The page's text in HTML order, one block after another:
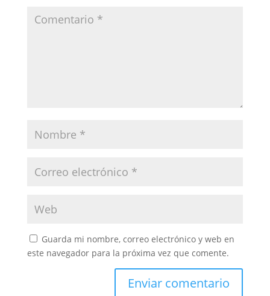
Guarda mi nombre, correo electrónico y web en
este navegador para la próxima vez que comente.